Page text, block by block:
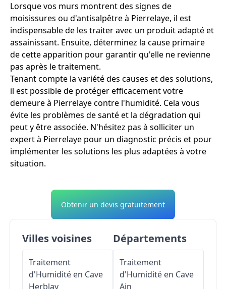
Lorsque vos murs montrent des signes de
moisissures ou d'antisalpêtre à Pierrelaye, il est
indispensable de les traiter avec un produit adapté et
assainissant. Ensuite, déterminez la cause primaire
de cette apparition pour garantir qu'elle ne revienne
pas après le traitement.
Tenant compte la variété des causes et des solutions,
il est possible de protéger efficacement votre
demeure à Pierrelaye contre l'humidité. Cela vous
évite les problèmes de santé et la dégradation qui
peut y être associée. N'hésitez pas à solliciter un
expert à Pierrelaye pour un diagnostic précis et pour
implémenter les solutions les plus adaptées à votre
situation.
Obtenir un devis gratuitement
Villes voisines
Traitement
d'Humidité en Cave
Herblay
Départements
Traitement
d'Humidité en Cave
Ain